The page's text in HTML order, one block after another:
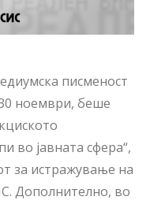
писменост
ноември, беше
во јавната сфера“,
за истражување на
Дополнително, во